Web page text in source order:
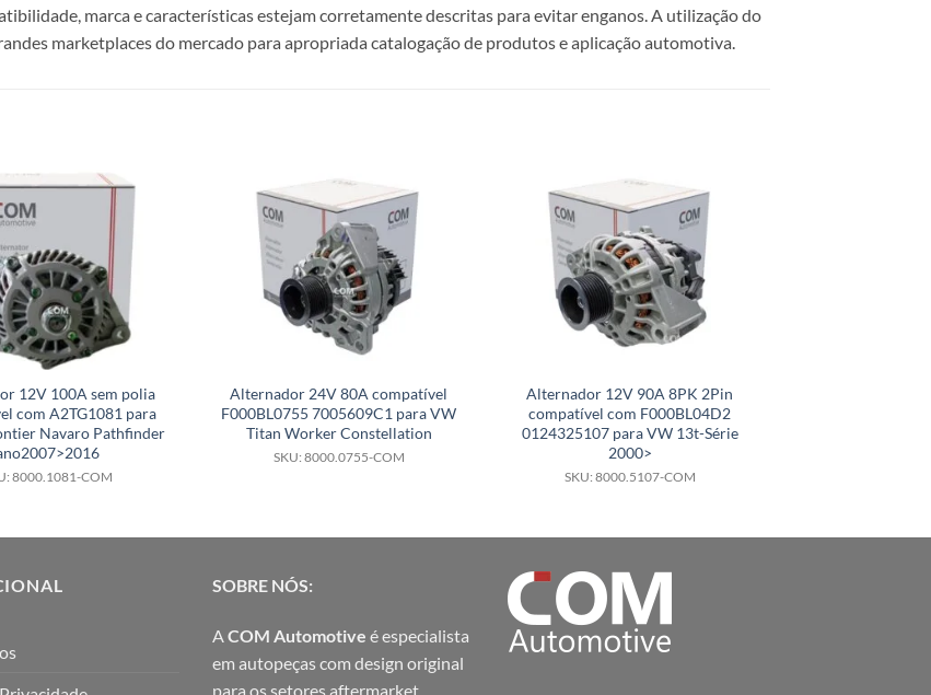
marca e características estejam corretamente descritas para evitar enganos. A utilização do
marketplaces do mercado para apropriada catalogação de produtos e aplicação automotiva.
12V 100A sem polia
com A2TG1081 para
Navaro Pathfinder
8000.1081-COM
Alternador 24V 80A compatível
F000BL0755 7005609C1 para VW
Titan Worker Constellation
SKU: 8000.0755-COM
Alternador 12V 90A 8PK 2Pin
compatível com F000BL04D2
0124325107 para VW 13t-Série
2000>
SKU: 8000.5107-COM
SOBRE NÓS:
A COM Automotive é especialista
em autopeças com design original
para os setores aftermarket,